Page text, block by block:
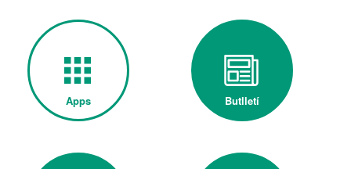
Apps Butlletí